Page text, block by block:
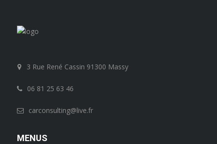
3 Rue René Cassin 91300 Massy
06 81 25 63 46
carconsulting@live.fr
MENUS